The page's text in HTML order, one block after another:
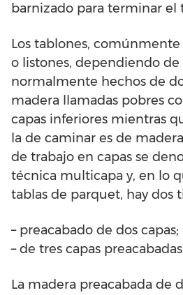
barnizado para terminar el
Los tablones,
o listones, dependiendo de
normalmente hechos de
madera llamadas pobres
capas inferiores mientras
la de caminar es de
de trabajo en capas se
técnica multicapa y, en lo
tablas de parquet, hay dos
– preacabado de dos capas;
– de tres capas
La madera preacabada de